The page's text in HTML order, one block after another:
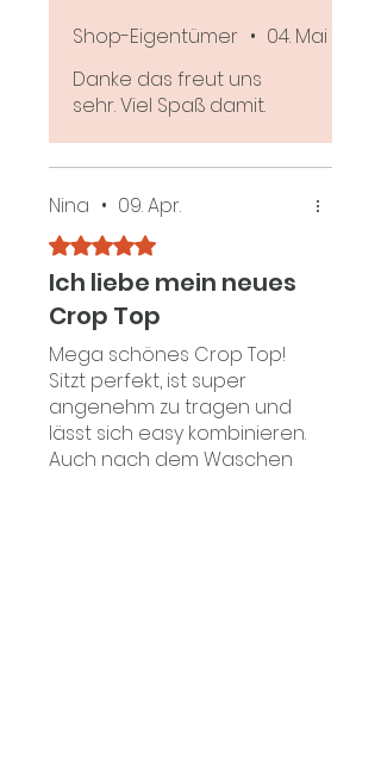
Shop-Eigentümer • 04. Mai
Danke das freut uns
sehr. Viel Spaß damit.
Nina • 09. Apr.
Mit 5 von 5 Sternen bewertet.
Ich liebe mein neues
Crop Top
Mega schönes Crop Top!
Sitzt perfekt, ist super
angenehm zu tragen und
lässt sich easy kombinieren.
Auch nach dem Waschen